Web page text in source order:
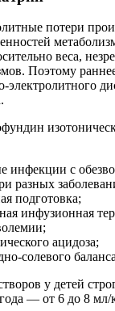
потери
веса,
Поэтому
электролитного
инфекции с
разных
подготовка;
инфузионная
ацидоза;
солевого
у детей
— от 6 до 8 мл/